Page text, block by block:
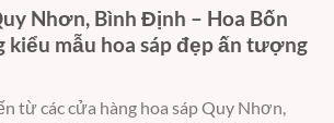
Nhơn, Bình Định – Hoa Bốn
mẫu hoa sáp đẹp ấn tượng
từ các cửa hàng hoa sáp Quy Nhơn,